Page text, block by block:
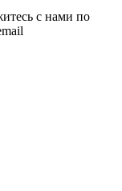
с нами по